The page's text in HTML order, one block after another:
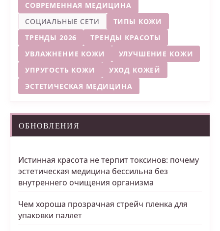
СОВРЕМЕННАЯ МЕДИЦИНА
СОЦИАЛЬНЫЕ СЕТИ
ТИПЫ КОЖИ
ТРЕНДЫ 2026
ТРЕНДЫ КРАСОТЫ
УВЛАЖНЕНИЕ КОЖИ
УЛУЧШЕНИЕ КОЖИ
УПРУГОСТЬ КОЖИ
УХОД КОЖЕЙ
ЭСТЕТИЧЕСКАЯ МЕДИЦИНА
ОБНОВЛЕНИЯ
Истинная красота не терпит токсинов: почему
эстетическая медицина бессильна без
внутреннего очищения организма
Чем хороша прозрачная стрейч пленка для
упаковки паллет